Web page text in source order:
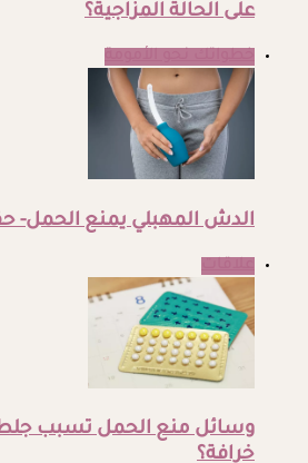
على الحالة المزاجية؟
الدش المهبلي يمنع الحمل-
وسائل منع الحمل تسبب
خرافة؟